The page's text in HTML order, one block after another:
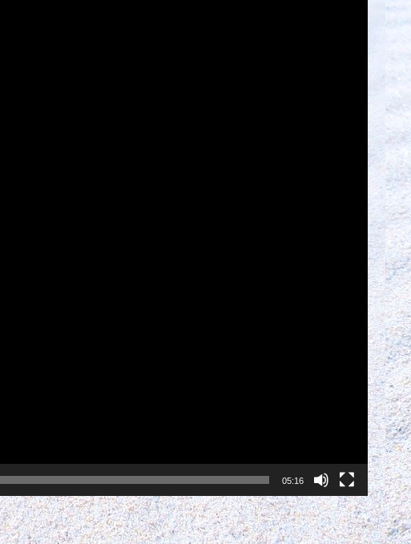
05:16